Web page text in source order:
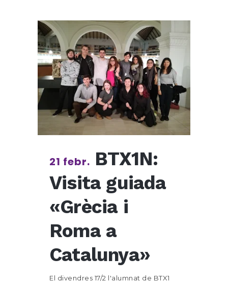
21 febr. BTX1N:
Visita guiada
«Grècia i
Roma a
Catalunya»
El divendres 17/2 l'alumnat de BTX1